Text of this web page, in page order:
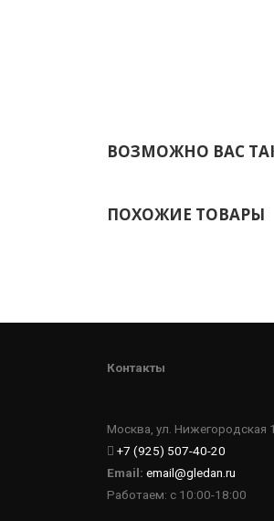
ВОЗМОЖНО ВАС
ПОХОЖИЕ ТОВАРЫ
Контакты
Москва, ул. Нижегородская
+7 (925) 507-40-20
Email: email@gledan.ru
Работаем: с 10:00-18:00